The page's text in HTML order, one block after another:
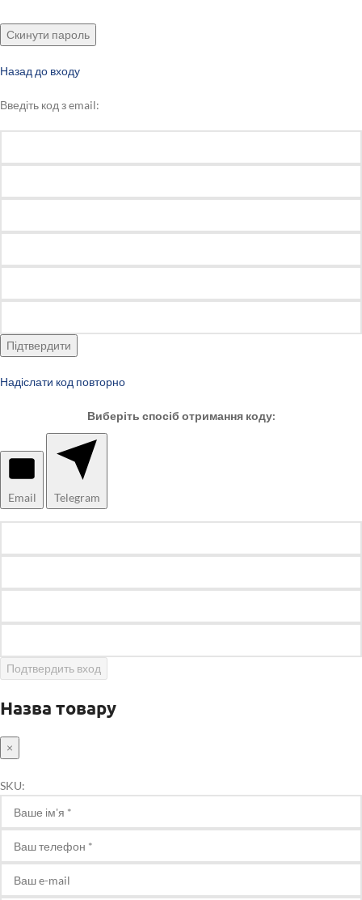
Скинути пароль
Назад до входу
Введіть код з email:
Підтвердити
Надіслати код повторно
Виберіть спосіб отримання коду:
Email Telegram
Подтвердить вход
Назва товару
×
SKU: